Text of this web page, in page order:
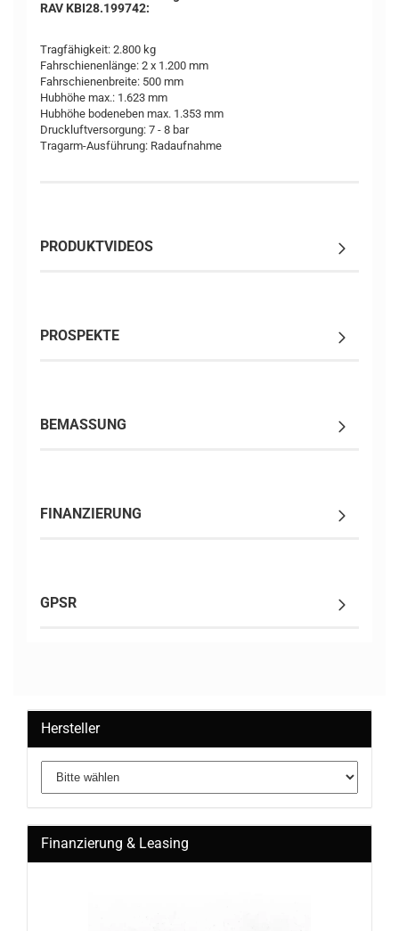
RAV KBI28.199742:
Tragfähigkeit: 2.800 kg
Fahrschienenlänge: 2 x 1.200 mm
Fahrschienenbreite: 500 mm
Hubhöhe max.: 1.623 mm
Hubhöhe bodeneben max. 1.353 mm
Druckluftversorgung: 7 - 8 bar
Tragarm-Ausführung: Radaufnahme
PRODUKTVIDEOS
PROSPEKTE
BEMASSUNG
FINANZIERUNG
GPSR
Hersteller
Finanzierung & Leasing